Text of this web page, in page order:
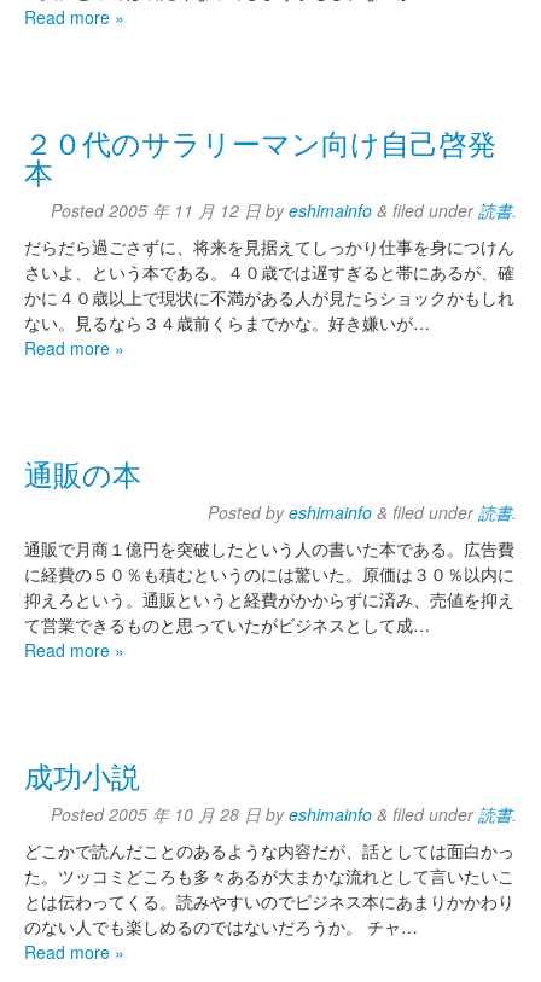
Read more »
２０代のサラリーマン向け自己啓発
本
Posted2005 年 11 月 12 日 byeshimainfo & filed under読書.
だらだら過ごさずに、将来を見据えてしっかり仕事を身につけん
さいよ、という本である。４０歳では遅すぎると帯にあるが、確
かに４０歳以上で現状に不満がある人が見たらショックかもしれ
ない。見るなら３４歳前くらまでかな。好き嫌いが…
Read more »
通販の本
Postedbyeshimainfo & filed under読書.
通販で月商１億円を突破したという人の書いた本である。広告費
に経費の５０％も積むというのには驚いた。原価は３０％以内に
抑えろという。通販というと経費がかからずに済み、売値を抑え
て営業できるものと思っていたがビジネスとして成…
Read more »
成功小説
Posted2005 年 10 月 28 日 byeshimainfo & filed under読書.
どこかで読んだことのあるような内容だが、話としては面白かっ
た。ツッコミどころも多々あるが大まかな流れとして言いたいこ
とは伝わってくる。読みやすいのでビジネス本にあまりかかわり
のない人でも楽しめるのではないだろうか。 チャ…
Read more »